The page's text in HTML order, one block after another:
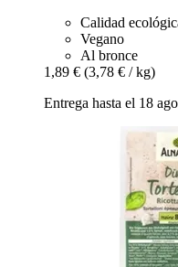
Calidad
Vegano
Al bronce
1,89 € (3,78 € / kg)
Entrega hasta el 18